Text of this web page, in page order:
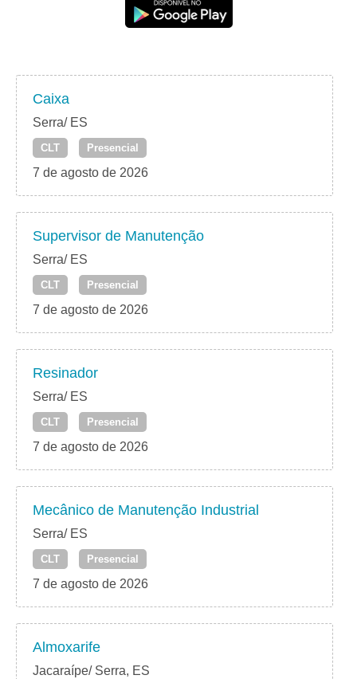
Caixa
Serra/ ES
CLT Presencial
7 de agosto de 2026
Supervisor de Manutenção
Serra/ ES
CLT Presencial
7 de agosto de 2026
Resinador
Serra/ ES
CLT Presencial
7 de agosto de 2026
Mecânico de Manutenção Industrial
Serra/ ES
CLT Presencial
7 de agosto de 2026
Almoxarife
Jacaraípe/ Serra, ES